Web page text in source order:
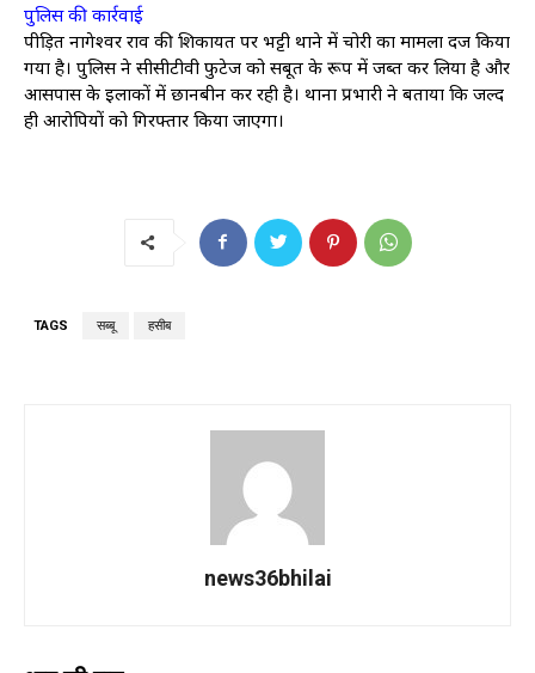
पुलिस की कार्रवाई
पीड़ित नागेश्वर राव की शिकायत पर भट्टी थाने में चोरी का मामला दर्ज किया
गया है। पुलिस ने सीसीटीवी फुटेज को सबूत के रूप में जब्त कर लिया है और
आसपास के इलाकों में छानबीन कर रही है। थाना प्रभारी ने बताया कि जल्द
ही आरोपियों को गिरफ्तार किया जाएगा।
TAGS सब्बू हसीब
news36bhilai